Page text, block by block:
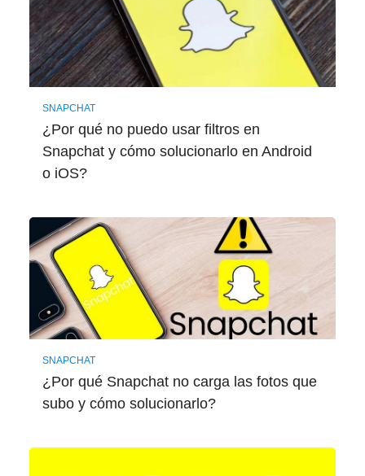
SNAPCHAT
¿Por qué no puedo usar filtros en
Snapchat y cómo solucionarlo en Android
o iOS?
SNAPCHAT
¿Por qué Snapchat no carga las fotos que
subo y cómo solucionarlo?